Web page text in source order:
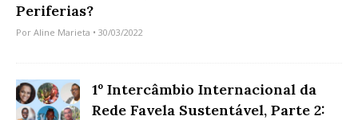
Periferias?
Por Aline Marieta • 30/03/2022
1º Intercâmbio Internacional da
Rede Favela Sustentável, Parte 2: